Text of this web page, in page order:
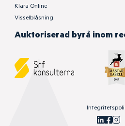
Klara Online
Visselblåsning
Auktoriserad byrå inom